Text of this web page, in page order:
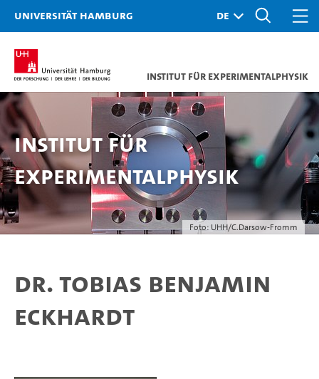
Universität Hamburg
Institut für Experimentalphysik
Foto: UHH/C.Darsow-Fromm
Institut für
Experimentalphysik
Dr. Tobias Benjamin
Eckhardt